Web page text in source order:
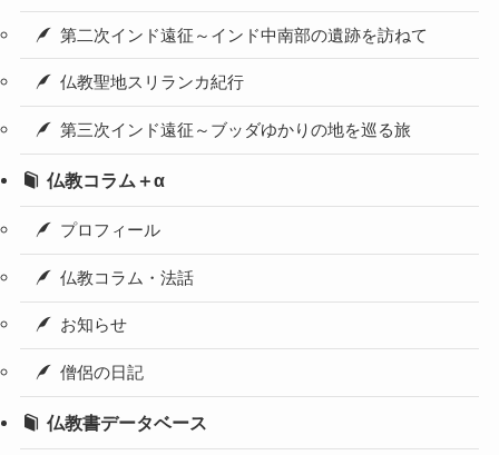
第二次インド遠征～インド中南部の遺跡を訪ねて
仏教聖地スリランカ紀行
第三次インド遠征～ブッダゆかりの地を巡る旅
仏教コラム＋α
プロフィール
仏教コラム・法話
お知らせ
僧侶の日記
仏教書データベース